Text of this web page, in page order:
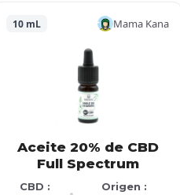
10 mL Mama Kana
Aceite 20% de CBD
Full Spectrum
CBD :
Origen :